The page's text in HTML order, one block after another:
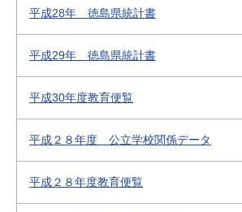
平成28年 徳島県統計書
平成29年 徳島県統計書
平成30年度教育便覧
平成２８年度 公立学校関係データ
平成２８年度教育便覧